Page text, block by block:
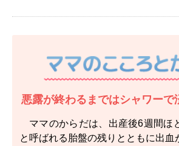
悪露が終わるまではシャワーで
ママのからだは、出産後6週間ほ
と呼ばれる胎盤の残りとともに出血